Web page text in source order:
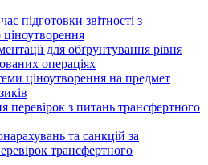
підготовки звітності з
для обґрунтування рівня
операціях
ціноутворення на предмет
перевірок з питань трансфертного
та санкцій за
трансфертного